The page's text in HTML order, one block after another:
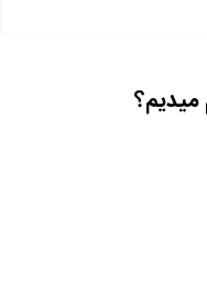
میدیم؟